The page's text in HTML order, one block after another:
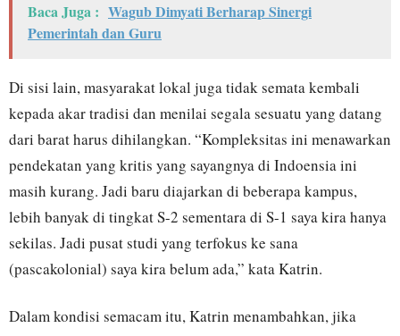
Baca Juga : Wagub Dimyati Berharap Sinergi
Pemerintah dan Guru
Di sisi lain, masyarakat lokal juga tidak semata kembali
kepada akar tradisi dan menilai segala sesuatu yang datang
dari barat harus dihilangkan. “Kompleksitas ini menawarkan
pendekatan yang kritis yang sayangnya di Indoensia ini
masih kurang. Jadi baru diajarkan di beberapa kampus,
lebih banyak di tingkat S-2 sementara di S-1 saya kira hanya
sekilas. Jadi pusat studi yang terfokus ke sana
(pascakolonial) saya kira belum ada,” kata Katrin.
Dalam kondisi semacam itu, Katrin menambahkan, jika